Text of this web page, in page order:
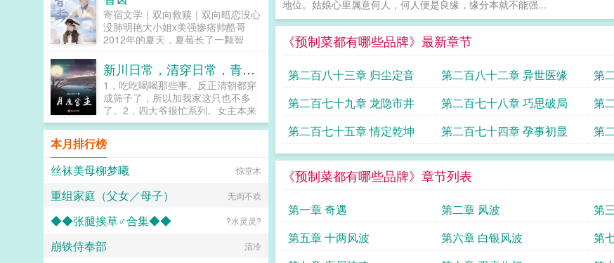
地位。姑娘心里属意何人，何人便是良缘，缘分本就不能强...
《预制菜都有哪些品牌》最新章节
第二百八十三章 归尘定音 第二百八十二章 异世医缘 第
第二百七十九章 龙隐市井
第二百七十八章 巧思破局 第
第二百七十五章 情定乾坤
第二百七十四章 孕事初显 第
《预制菜都有哪些品牌》章节列表
第一章 奇遇 第二章 风波 第
第五章 十两风波
第六章 白银风波 第
寄宿文学｜双向救赎｜双向暗恋没心
没肺明艳大小姐x美强惨痞帅酷哥
2012年的夏天，夏莓长了一颗智
疼时遇到的人就是你此生的真爱。1
夏莓第一次见到宋清焰时16岁。她
爸指着身边女...
新川日常，清穿日常，青川日常，卿卿日常
1，吃吃喝喝那些事。反正清朝都穿
成筛子了，所以加我家这只也不多
了。2，四大爷很忙系列。女主本来
可以有空间的（但我写不出来，一写
到空间就犯设定狂癖，文会歪到十万
八千里外）她也可以有系统的（为了
她我...
本月排行榜
丝袜美母柳梦曦
惊堂木
重组家庭（父女／母子） 无肉不欢
◆◆张腿挨草♂合集◆◆ ?水灵灵?
崩铁侍奉部 清冷